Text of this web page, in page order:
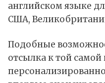
английском языке
США,
Подобные
отсылка к той самой